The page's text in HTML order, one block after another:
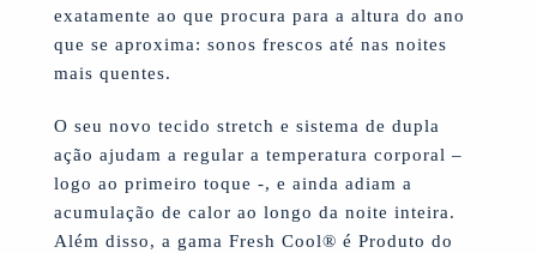
exatamente ao que procura para a altura do ano
que se aproxima: sonos frescos até nas noites
mais quentes.
O seu novo tecido stretch e sistema de dupla
ação ajudam a regular a temperatura corporal –
logo ao primeiro toque -, e ainda adiam a
acumulação de calor ao longo da noite inteira.
Além disso, a gama Fresh Cool® é Produto do